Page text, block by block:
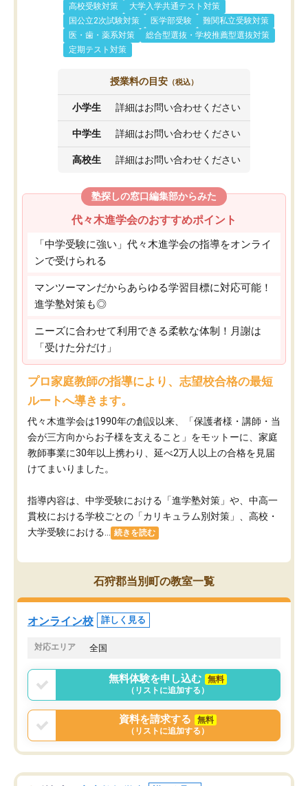
高校受験対策
大学入学共通テスト対策
国公立2次試験対策
医学部受験
難関私立受験対策
医・歯・薬系対策
総合型選抜・学校推薦型選抜対策
定期テスト対策
授業料の目安 （税込）
小学生 詳細はお問い合わせください
中学生 詳細はお問い合わせください
高校生 詳細はお問い合わせください
塾探しの窓口編集部からみた
代々木進学会のおすすめポイント
「中学受験に強い」代々木進学会の指導をオンライ
ンで受けられる
マンツーマンだからあらゆる学習目標に対応可能！
進学塾対策も◎
ニーズに合わせて利用できる柔軟な体制！月謝は
「受けた分だけ」
プロ家庭教師の指導により、志望校合格の最短
ルートへ導きます。
代々木進学会は1990年の創設以来、「保護者様・講師・当
会が三方向からお子様を支えること」をモットーに、家庭
教師事業に30年以上携わり、延べ2万人以上の合格を見届
けてまいりました。
指導内容は、中学受験における「進学塾対策」や、中高一
貫校における学校ごとの「カリキュラム別対策」、高校・
大学受験における...
続きを読む
石狩郡当別町の教室一覧
オンライン校 詳しく見る
対応エリア 全国
無料体験を申し込む
無料
（リストに追加する）
資料を請求する
無料
（リストに追加する）